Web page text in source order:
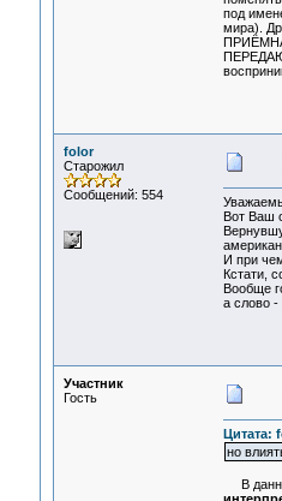
под
мира).
folor
Старожил
Сообщений: 554
Вот Ваш
И при
Кстати,
Вообще
а слово
Участник
Гость
Цитата:
но
В